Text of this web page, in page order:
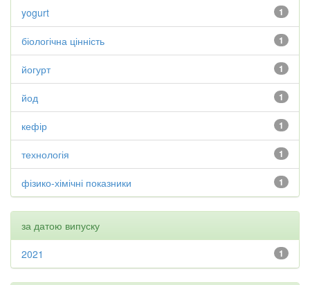
1
yogurt
1
біологічна цінність
1
йогурт
1
йод
1
кефір
1
технологія
1
фізико-хімічні показники
за датою випуску
1
2021